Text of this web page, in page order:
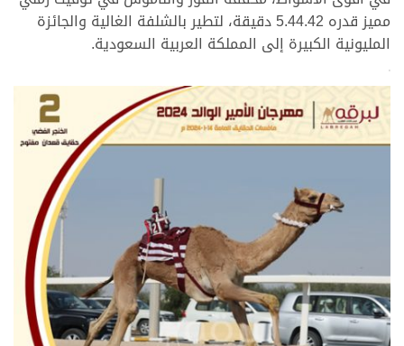
مميز قدره 5.44.42 دقيقة، لتطير بالشلفة الغالية والجائزة
المليونية الكبيرة إلى المملكة العربية السعودية.
>